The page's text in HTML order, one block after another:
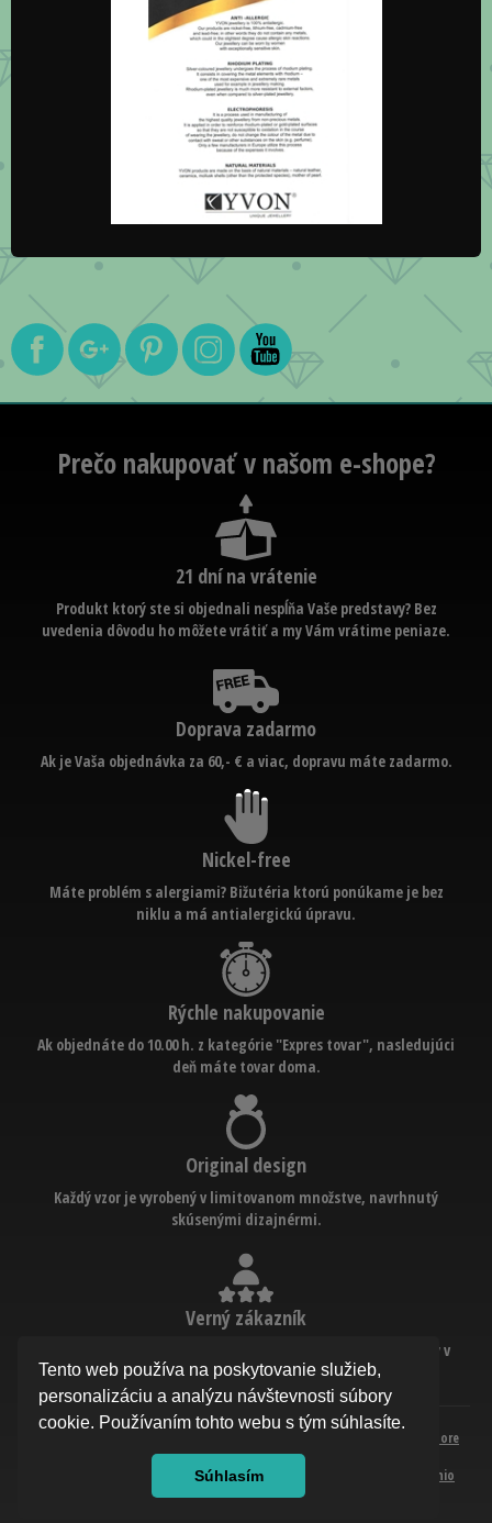
Tento web používa na poskytovanie služieb,
personalizáciu a analýzu návštevnosti súbory
cookie. Používaním tohto webu s tým súhlasíte.
Súhlasím
Prečo nakupovať v našom e-shope?
21 dní na vrátenie
Produkt ktorý ste si objednali nespĺňa Vaše predstavy? Bez
uvedenia dôvodu ho môžete vrátiť a my Vám vrátime peniaze.
Doprava zadarmo
Ak je Vaša objednávka za 60,- € a viac, dopravu máte zadarmo.
Nickel-free
Máte problém s alergiami? Bižutéria ktorú ponúkame je bez
niklu a má antialergickú úpravu.
Rýchle nakupovanie
Ak objednáte do 10.00 h. z kategórie "Expres tovar", nasledujúci
deň máte tovar doma.
Original design
Každý vzor je vyrobený v limitovanom množstve, navrhnutý
skúsenými dizajnérmi.
Verný zákazník
Malý darček ku každej tretej objednávke. (presné podmienky v
"Program výhod a zľavy")
hore
Pravidlá - štatút súťaží na Facebooku
Bezpečné nakupovanie
Ochrana osobných údajov
REKLAMAČNÝ PORIADOK
© 2026 AuroraShop |
obchod Unio
od Aivo.cz